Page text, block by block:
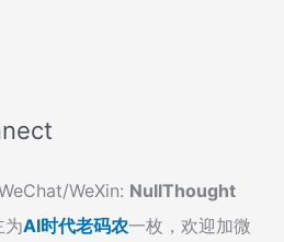
WeXin: NullThought
为AI时代老码农一枚，欢迎加微